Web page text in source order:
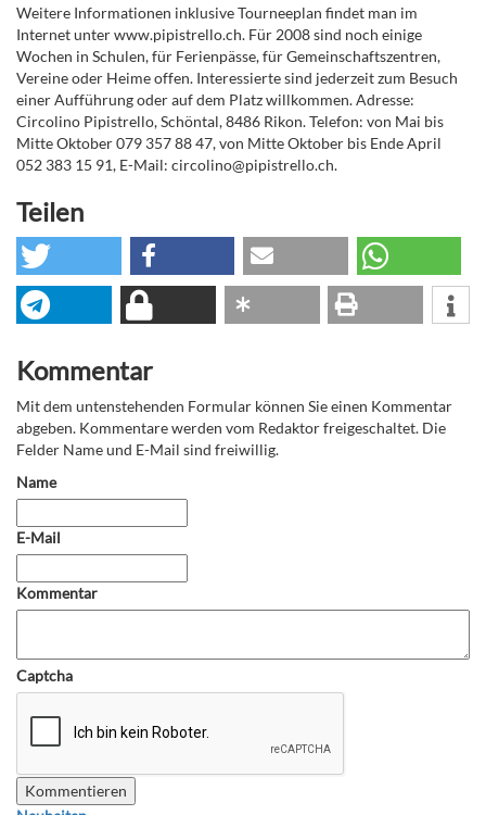
Weitere Informationen inklusive Tourneeplan findet man im
Internet unter www.pipistrello.ch. Für 2008 sind noch einige
Wochen in Schulen, für Ferienpässe, für Gemeinschaftszentren,
Vereine oder Heime offen. Interessierte sind jederzeit zum Besuch
einer Aufführung oder auf dem Platz willkommen. Adresse:
Circolino Pipistrello, Schöntal, 8486 Rikon. Telefon: von Mai bis
Mitte Oktober 079 357 88 47, von Mitte Oktober bis Ende April
052 383 15 91, E-Mail: circolino@pipistrello.ch.
Teilen
Kommentar
Mit dem untenstehenden Formular können Sie einen Kommentar
abgeben. Kommentare werden vom Redaktor freigeschaltet. Die
Felder Name und E-Mail sind freiwillig.
Name
E-Mail
Kommentar
Captcha